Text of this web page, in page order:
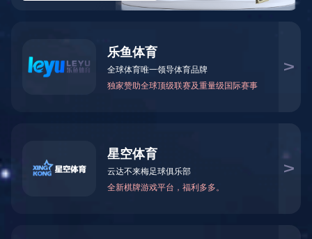
领导参观
您现在的位置： 首页 > 走进君创 > 领导参观